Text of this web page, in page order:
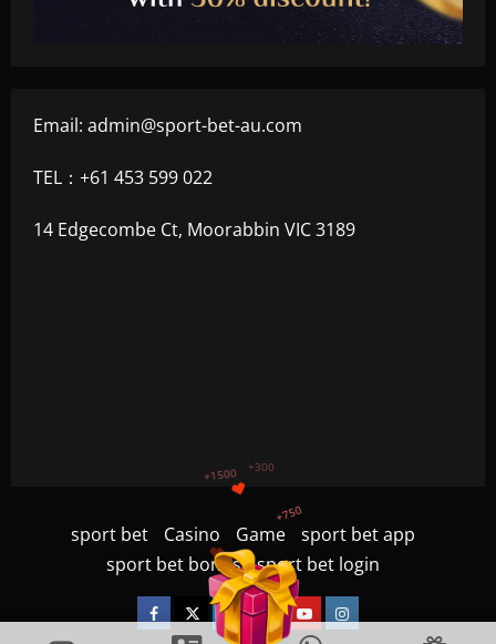
Email: admin@sport-bet-au.com
TEL：+61 453 599 022
14 Edgecombe Ct, Moorabbin VIC 3189
sport bet Casino Game
sport bet app
sport bet bonus
sport bet login
Facebook
TwitterLinkedin
VK YoutubeInstagram
+300
+1200
+1500
+750